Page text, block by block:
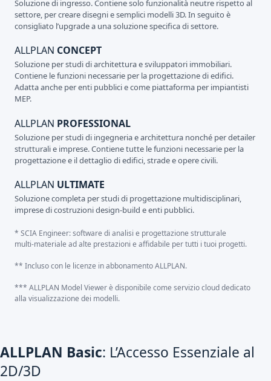
Soluzione di ingresso. Contiene solo funzionalità neutre rispetto al
settore, per creare disegni e semplici modelli 3D. In seguito è
consigliato l’upgrade a una soluzione specifica di settore.
ALLPLAN CONCEPT
Soluzione per studi di architettura e sviluppatori immobiliari.
Contiene le funzioni necessarie per la progettazione di edifici.
Adatta anche per enti pubblici e come piattaforma per impiantisti
MEP.
ALLPLAN PROFESSIONAL
Soluzione per studi di ingegneria e architettura nonché per detailer
strutturali e imprese. Contiene tutte le funzioni necessarie per la
progettazione e il dettaglio di edifici, strade e opere civili.
ALLPLAN ULTIMATE
Soluzione completa per studi di progettazione multidisciplinari,
imprese di costruzioni design‑build e enti pubblici.
* SCIA Engineer: software di analisi e progettazione strutturale
multi‑materiale ad alte prestazioni e affidabile per tutti i tuoi progetti.
** Incluso con le licenze in abbonamento ALLPLAN.
*** ALLPLAN Model Viewer è disponibile come servizio cloud dedicato
alla visualizzazione dei modelli.
ALLPLAN Basic: L’Accesso Essenziale al
2D/3D